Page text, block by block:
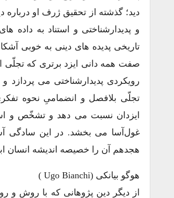
دید؛ گذشته از تحقیق ژرف او
و پدیدارشناختی و استناد به داده
صفت همه ‌دانی ایزد برتری که تجلّی
رویکردی پدیدارشناختی می ‌پردازد
تجلّی بلافصل و انضمامیِ نحوه
ایزدان نسبت می ‌دهد و تشخّص و
غول‌آسا می ‌بخشد. در این سادگی
هجدهم آن را خصیصه اندیشه انسان
هوگو بیانکی (Ugo Bianchi )
از دیگر دین ‌پژوهانی که با روش و